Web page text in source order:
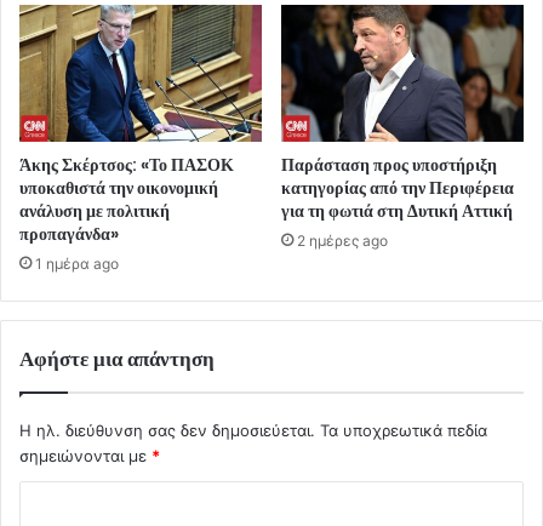
Άκης Σκέρτσος: «Το ΠΑΣΟΚ
υποκαθιστά την οικονομική
ανάλυση με πολιτική
προπαγάνδα»
1 ημέρα ago
Παράσταση προς υποστήριξη
κατηγορίας από την Περιφέρεια
για τη φωτιά στη Δυτική Αττική
2 ημέρες ago
Αφήστε μια απάντηση
Η ηλ. διεύθυνση σας δεν δημοσιεύεται. Τα υποχρεωτικά πεδία
σημειώνονται με *